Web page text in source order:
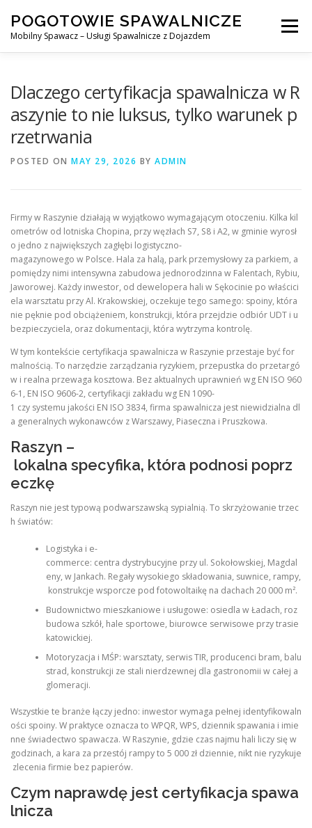
content
POGOTOWIE SPAWALNICZE
Mobilny Spawacz – Usługi Spawalnicze z Dojazdem
Menu
SPAWANIE MIG/MAG (GMAW)
Dlaczego certyfikacja spawalnicza w R
aszynie to nie luksus, tylko warunek p
rzetrwania
POSTED ON MAY 29, 2026 BY ADMIN
Firmy w Raszynie działają w wyjątkowo wymagającym otoczeniu. Kilka kil
ometrów od lotniska Chopina, przy węzłach S7, S8 i A2, w gminie wyrosł
o jedno z największych zagłębi logistyczno-
magazynowego w Polsce. Hala za halą, park przemysłowy za parkiem, a
pomiędzy nimi intensywna zabudowa jednorodzinna w Falentach, Rybiu,
Jaworowej. Każdy inwestor, od dewelopera hali w Sękocinie po właścici
ela warsztatu przy Al. Krakowskiej, oczekuje tego samego: spoiny, która
nie pęknie pod obciążeniem, konstrukcji, która przejdzie odbiór UDT i u
bezpieczyciela, oraz dokumentacji, która wytrzyma kontrolę.
W tym kontekście certyfikacja spawalnicza w Raszynie przestaje być for
malnością. To narzędzie zarządzania ryzykiem, przepustka do przetargó
w i realna przewaga kosztowa. Bez aktualnych uprawnień wg EN ISO 960
6-1, EN ISO 9606-2, certyfikacji zakładu wg EN 1090-
1 czy systemu jakości EN ISO 3834, firma spawalnicza jest niewidzialna dl
a generalnych wykonawców z Warszawy, Piaseczna i Pruszkowa.
Raszyn –
lokalna specyfika, która podnosi poprz
eczkę
Raszyn nie jest typową podwarszawską sypialnią. To skrzyżowanie trzec
h światów:
Logistyka i e-
commerce: centra dystrybucyjne przy ul. Sokołowskiej, Magdal
eny, w Jankach. Regały wysokiego składowania, suwnice, rampy,
konstrukcje wsporcze pod fotowoltaikę na dachach 20 000 m².
Budownictwo mieszkaniowe i usługowe: osiedla w Ładach, roz
budowa szkół, hale sportowe, biurowce serwisowe przy trasie
katowickiej.
Motoryzacja i MŚP: warsztaty, serwis TIR, producenci bram, balu
strad, konstrukcji ze stali nierdzewnej dla gastronomii w całej a
glomeracji.
Wszystkie te branże łączy jedno: inwestor wymaga pełnej identyfikowaln
ości spoiny. W praktyce oznacza to WPQR, WPS, dziennik spawania i imie
nne świadectwo spawacza. W Raszynie, gdzie czas najmu hali liczy się w
godzinach, a kara za przestój rampy to 5 000 zł dziennie, nikt nie ryzykuje
zlecenia firmie bez papierów.
Czym naprawdę jest certyfikacja spawa
lnicza